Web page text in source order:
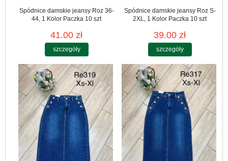
Spódnice damskie jeansy Roz 36-
44, 1 Kolor Paczka 10 szt
41.00 zł
szczegóły
Spódnice damskie jeansy Roz S-
2XL, 1 Kolor Paczka 10 szt
39.00 zł
szczegóły